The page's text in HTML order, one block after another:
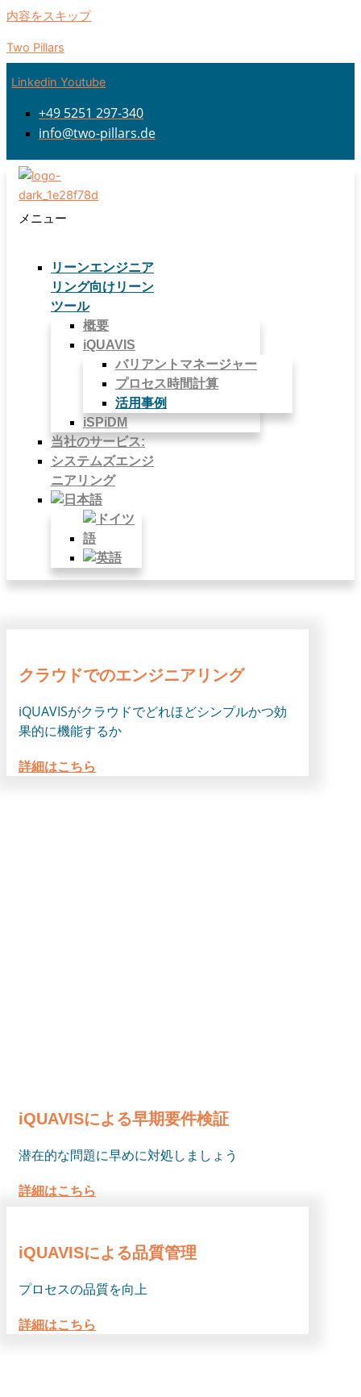
内容をスキップ
Two Pillars
Linkedin Youtube
+49 5251 297-340
info@two-pillars.de
メニュー
リーンエンジニア
リング向けリーン
ツール
概要
iQUAVIS
バリアントマネージャー
プロセス時間計算
活用事例
iSPiDM
当社のサービス:
システムズエンジ
ニアリング
クラウドでのエンジニアリング
iQUAVISがクラウドでどれほどシンプルかつ効
果的に機能するか
詳細はこちら
iQUAVISによる早期要件検証
潜在的な問題に早めに対処しましょう
詳細はこちら
iQUAVISによる品質管理
プロセスの品質を向上
詳細はこちら